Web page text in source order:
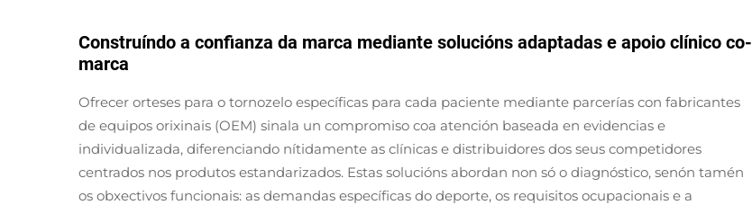
Construíndo a confianza da marca mediante solucións adaptadas e apoio clínico co-
marca
Ofrecer orteses para o tornozelo específicas para cada paciente mediante parcerías con fabricantes
de equipos orixinais (OEM) sinala un compromiso coa atención baseada en evidencias e
individualizada, diferenciando nítidamente as clínicas e distribuidores dos seus competidores
centrados nos produtos estandarizados. Estas solucións abordan non só o diagnóstico, senón tamén
os obxectivos funcionais: as demandas específicas do deporte, os requisitos ocupacionais e a